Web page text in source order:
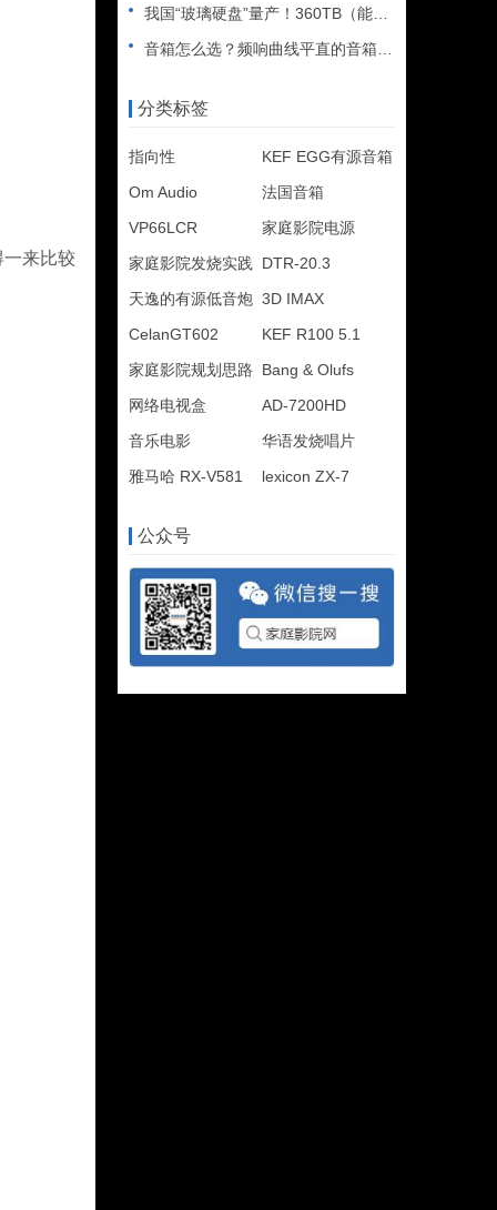
来比较
我国“玻璃硬盘”量产！360TB（能装2.5万部电影），10
音箱怎么选？频响曲线平直的音箱一定好听吗？
分类标签
指向性
KEF EGG有源音箱
Om Audio
法国音箱
VP66LCR
家庭影院电源
家庭影院发烧实践
DTR-20.3
天逸的有源低音炮 3D IMAX
CelanGT602
KEF R100 5.1
家庭影院规划思路
Bang & Olufs
网络电视盒
AD-7200HD
音乐电影
华语发烧唱片
雅马哈 RX-V581
lexicon ZX-7
公众号